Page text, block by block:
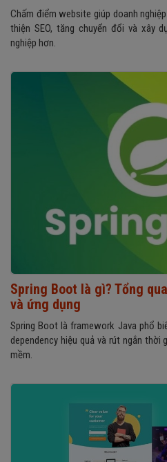
Chấm điểm website giúp doanh
thiện SEO, tăng chuyển đổi và xây
nghiệp hơn.
Spring Boot là gì? Tổng
và ứng dụng
Spring Boot là framework Java phổ
dependency hiệu quả và rút ngắn
mềm.